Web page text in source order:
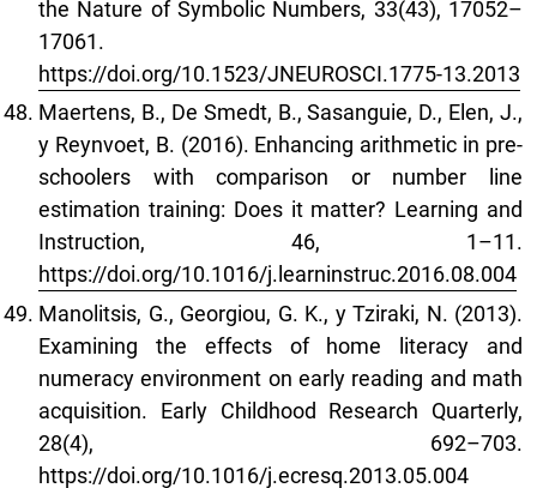
the Nature of Symbolic Numbers, 33(43), 17052–
17061.
https://doi.org/10.1523/JNEUROSCI.1775-13.2013
Maertens, B., De Smedt, B., Sasanguie, D., Elen, J.,
y Reynvoet, B. (2016). Enhancing arithmetic in pre-
schoolers with comparison or number line
estimation training: Does it matter? Learning and
Instruction, 46, 1–11.
https://doi.org/10.1016/j.learninstruc.2016.08.004
Manolitsis, G., Georgiou, G. K., y Tziraki, N. (2013).
Examining the effects of home literacy and
numeracy environment on early reading and math
acquisition. Early Childhood Research Quarterly,
28(4), 692–703.
https://doi.org/10.1016/j.ecresq.2013.05.004